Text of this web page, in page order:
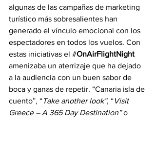
algunas de las campañas de marketing
turístico más sobresalientes han
generado el vínculo emocional con los
espectadores en todos los vuelos. Con
estas iniciativas el #OnAirFlightNight
amenizaba un aterrizaje que ha dejado
a la audiencia con un buen sabor de
boca y ganas de repetir. “Canaria isla de
cuento”, “Take another look”, “Visit
Greece – A 365 Day Destination” o